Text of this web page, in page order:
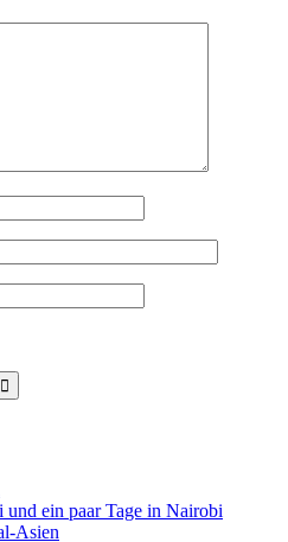
und ein paar Tage in Nairobi
Asien